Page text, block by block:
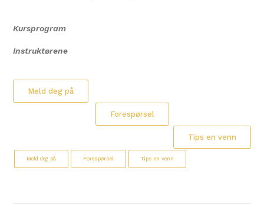
Kursprogram
Instruktørene
Meld deg på
Forespørsel
Tips en venn
Meld deg på Forespørsel Tips en venn